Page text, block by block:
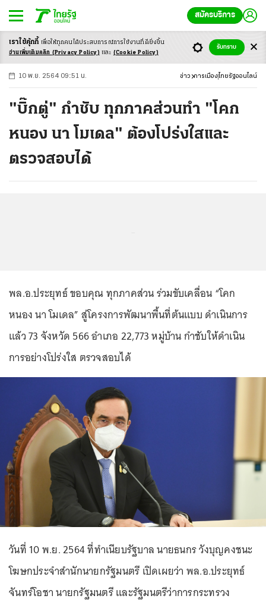
สมัครบริการ
-ก ก ก+
10 พ.ย. 2564 09:51 น. ข่าว การเมือง ไทยรัฐออนไลน์
"บิ๊กตู่" กำชับ ทุกภาคส่วนทำ "โคก
หนอง นา โมเดล" ต้องโปร่งใสและ
ตรวจสอบได้
พล.อ.ประยุทธ์ ขอบคุณ ทุกภาคส่วน ร่วมขับเคลื่อน “โคก
หนอง นา โมเดล” สู่โครงการพัฒนาพื้นที่ต้นแบบ ดำเนินการ
แล้ว 73 จังหวัด 566 อำเภอ 22,773 หมู่บ้าน กำชับให้ดำเนิน
การอย่างโปร่งใส ตรวจสอบได้
วันที่ 10 พ.ย. 2564 ที่ทำเนียบรัฐบาล นายธนกร วังบุญคงชนะ
โฆษกประจำสำนักนายกรัฐมนตรี เปิดเผยว่า พล.อ.ประยุทธ์
จันทร์โอชา นายกรัฐมนตรี และรัฐมนตรีว่าการกระทรวง
เราใช้คุ้กกี้ เพื่อให้ทุกคนได้ประสบการณ์การใช้งานที่ดียิ่งขึ้น
อ่านเพิ่มเติมคลิก (Privacy Policy) และ (Cookie Policy)
รับทราบ